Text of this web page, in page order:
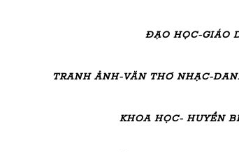
ĐẠO HỌC-GIÁO
TRANH ẢNH-VĂN THƠ NHẠC-
KHOA HỌC- HUYỀN